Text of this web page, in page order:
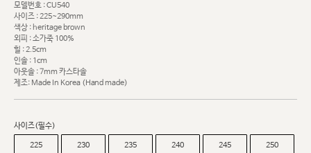
모델번호 : CU540
사이즈 : 225~290mm
색상 : heritage brown
외피 : 소가죽 100%
힐 : 2.5cm
인솔 : 1cm
아웃솔 : 7mm 카스타솔
제조: Made In Korea (Hand made)
사이즈(필수)
225 230 235 240 245 250